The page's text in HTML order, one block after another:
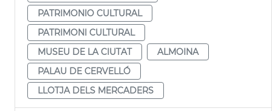
PATRIMONIO CULTURAL
PATRIMONI CULTURAL
MUSEU DE LA CIUTAT
ALMOINA
PALAU DE CERVELLÓ
LLOTJA DELS MERCADERS